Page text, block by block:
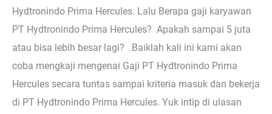
Hydtronindo Prima Hercules. Lalu Berapa gaji karyawan
PT Hydtronindo Prima Hercules? Apakah sampai 5 juta
atau bisa lebih besar lagi? . Baiklah kali ini kami akan
coba mengkaji mengenai Gaji PT Hydtronindo Prima
Hercules secara tuntas sampai kriteria masuk dan bekerja
di PT Hydtronindo Prima Hercules. Yuk intip di ulasan